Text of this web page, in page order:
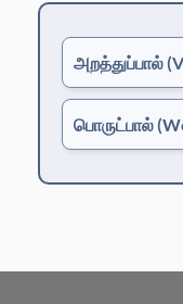
அறத்துப்பால்
பொருட்பால்